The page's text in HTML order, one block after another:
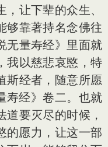
让下辈的众生、
够靠著持名念佛往
无量寿经》里面就
我以慈悲哀愍，特
斯经者，随意所愿
寿经》卷二。也就
要灭尽的时候，
的愿力，让这一部